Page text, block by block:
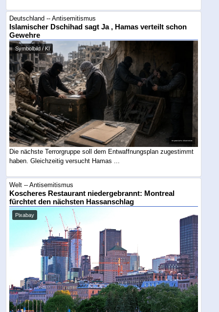
Deutschland -- Antisemitismus
Islamischer Dschihad sagt Ja , Hamas verteilt schon
Gewehre
Symbolbild / KI
Die nächste Terrorgruppe soll dem Entwaffnungsplan zugestimmt
haben. Gleichzeitig versucht Hamas ...
Welt -- Antisemitismus
Koscheres Restaurant niedergebrannt: Montreal
fürchtet den nächsten Hassanschlag
Pixabay